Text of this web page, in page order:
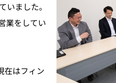
ました。
業をしてい
在はフィン